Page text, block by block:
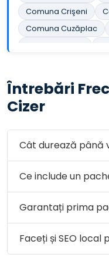
Comuna Crişeni
Comuna Cuzăplac
Comuna Hida
Comuna Ileanda
Comuna Letca
Comuna Marca
Comuna Mirşid
Comuna Nuşfalău
Comuna Românaşi
Comuna Sălăţig
Întrebări
Cizer
Cât durează până
Ce include un
Garantați prima
Faceți și SEO local